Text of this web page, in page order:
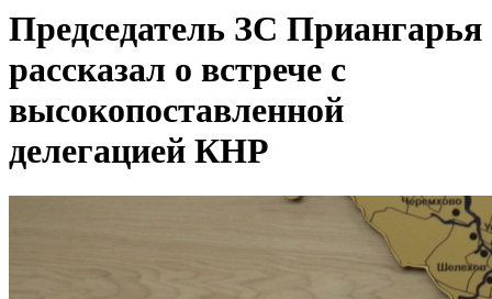
Председатель ЗС Приангарья
рассказал о встрече с
высокопоставленной
делегацией КНР